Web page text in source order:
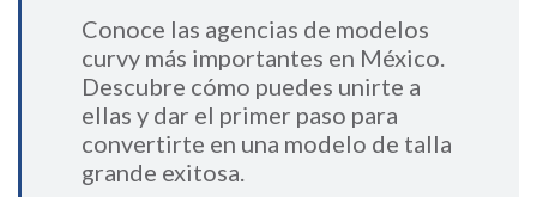
Conoce las agencias de modelos
curvy más importantes en México.
Descubre cómo puedes unirte a
ellas y dar el primer paso para
convertirte en una modelo de talla
grande exitosa.